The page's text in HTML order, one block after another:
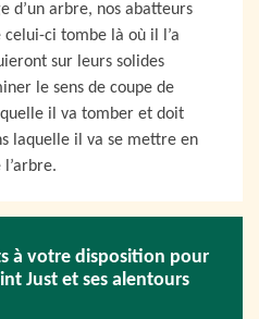
d’un arbre, nos abatteurs
ci tombe là où il l’a
sur leurs solides
le sens de coupe de
il va tomber et doit
laquelle il va se mettre en
à votre disposition pour
Just et ses alentours